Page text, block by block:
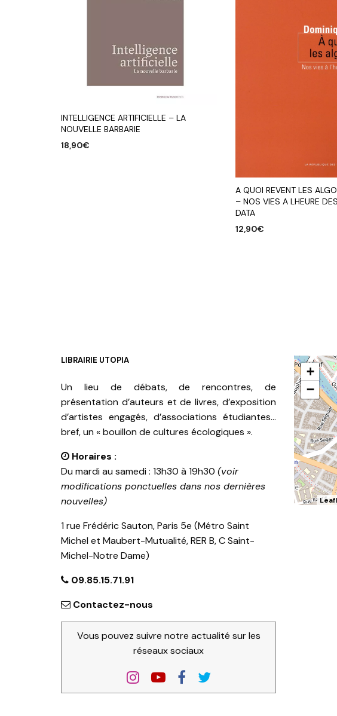
INTELLIGENCE ARTIFICIELLE – LA
NOUVELLE BARBARIE
18,90€
A QUOI REVENT LES
– NOS VIES A LHEURE
DATA
12,90€
LIBRAIRIE UTOPIA
Un lieu de débats, de rencontres, de
présentation d’auteurs et de livres, d’exposition
d’artistes engagés, d’associations étudiantes…
bref, un « bouillon de cultures écologiques ».
Horaires :
Du mardi au samedi : 13h30 à 19h30 (voir
modifications ponctuelles dans nos dernières
nouvelles)
1 rue Frédéric Sauton, Paris 5e (Métro Saint
Michel et Maubert-Mutualité, RER B, C Saint-
Michel-Notre Dame)
09.85.15.71.91
Contactez-nous
Vous pouvez suivre notre actualité sur les
réseaux sociaux
+
−